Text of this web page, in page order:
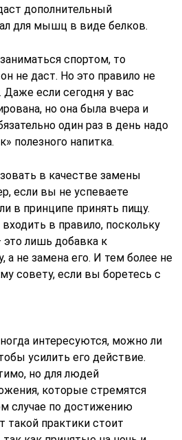
дополнительный
для мышц в виде белков.
спортом, то
не даст. Но это правило не
Даже если сегодня у вас
но она была вчера и
один раз в день надо
полезного напитка.
в качестве замены
если вы не успеваете
в принципе принять пищу.
в правило, поскольку
это лишь добавка к
а не замена его. И тем более не
совету, если вы боретесь с
интересуются, можно ли
усилить его действие.
но для людей
которые стремятся
случае по достижению
практики стоит